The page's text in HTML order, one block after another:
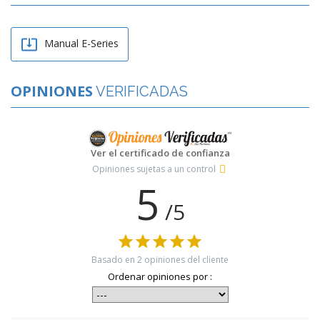
 Manual E-Series
OPINIONES VERIFICADAS
Ver el certificado de confianza
Opiniones sujetas a un control
5 /5
Basado en 2 opiniones del cliente
Ordenar opiniones por :